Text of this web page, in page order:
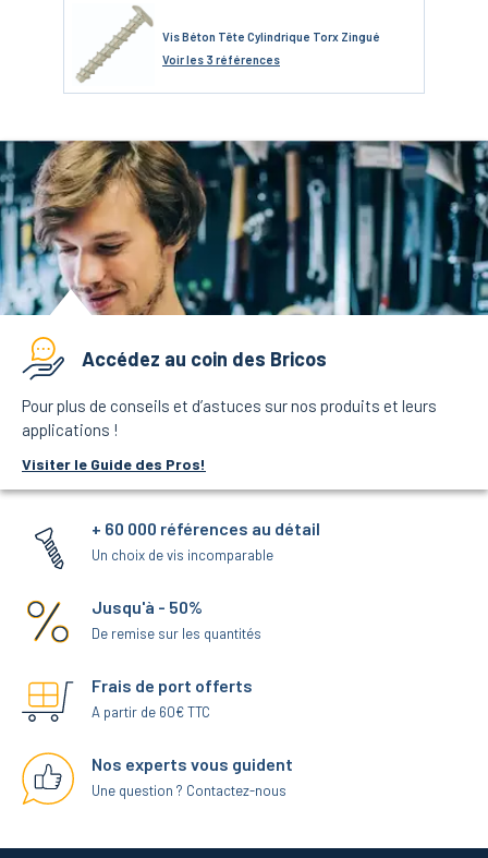
Vis Béton Tête Cylindrique Torx Zingué
Voirles 3 références
Accédez au coin des Bricos
Pour plus de conseils et d’astuces sur nos produits et leurs
applications !
Visiter le Guide des Pros!
+ 60 000 références au détail
Un choix de vis incomparable
Jusqu'à - 50%
De remise sur les quantités
Frais de port offerts
A partir de 60€ TTC
Nos experts vous guident
Une question ? Contactez-nous